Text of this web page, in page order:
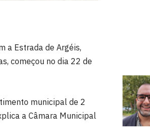
a Estrada de Argéis,
começou no dia 22 de
municipal de 2
a Câmara Municipal